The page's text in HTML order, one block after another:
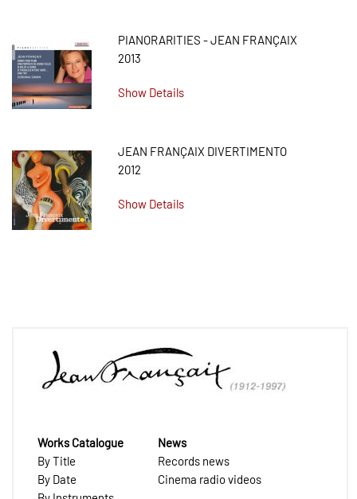
PIANORARITIES - JEAN FRANÇAIX
2013
Show Details
JEAN FRANÇAIX DIVERTIMENTO
2012
Show Details
Works Catalogue
By Title
By Date
News
Records news
Cinema radio videos